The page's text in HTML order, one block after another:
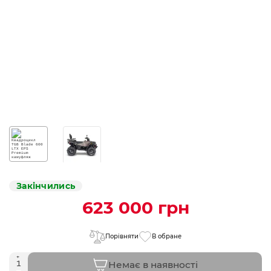
Закінчились
623 000 грн
Порівняти В обране
Немає в наявності